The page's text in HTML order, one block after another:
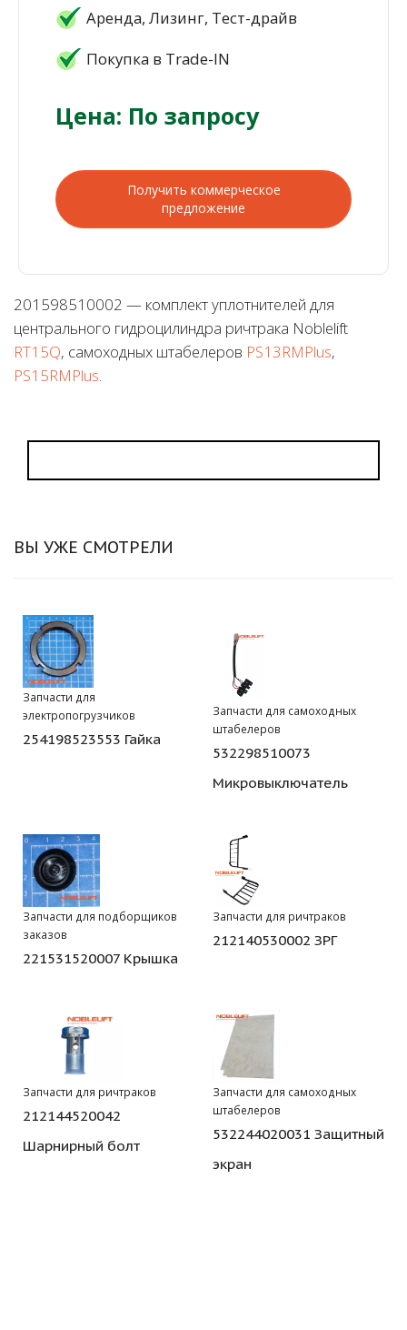
Аренда, Лизинг, Тест-драйв
Покупка в Trade-IN
Цена: По запросу
Получить коммерческое
предложение
201598510002 — комплект уплотнителей для
центрального гидроцилиндра ричтрака Noblelift
RT15Q, самоходных штабелеров PS13RMPlus,
PS15RMPlus.
ВЫ УЖЕ СМОТРЕЛИ
Запчасти для
электропогрузчиков
254198523553 Гайка
Запчасти для самоходных
штабелеров
532298510073
Микровыключатель
Запчасти для подборщиков
заказов
221531520007 Крышка
Запчасти для ричтраков
212140530002 ЗРГ
Запчасти для ричтраков
212144520042
Шарнирный болт
Запчасти для самоходных
штабелеров
532244020031 Защитный
экран